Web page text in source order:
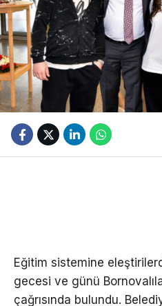
Eğitim sistemine
gecesi ve günü
çağrısında bulundu.